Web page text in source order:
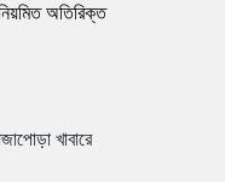
অতিরিক্ত